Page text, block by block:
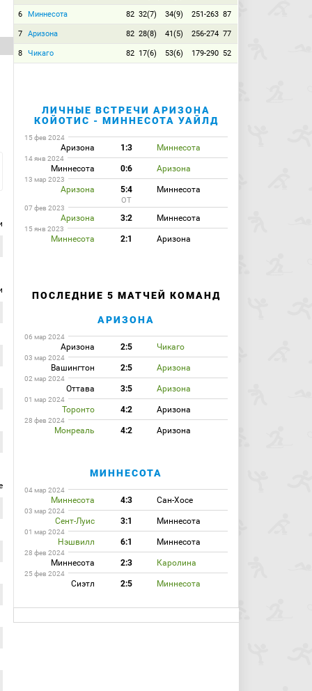
6 Миннесота 82 32(7) 34(9) 251-263 87
7 Аризона 82 28(8) 41(5) 256-274 77
8 Чикаго 82 17(6) 53(6) 179-290 52
ЛИЧНЫЕ ВСТРЕЧИ АРИЗОНА
КОЙОТИС - МИННЕСОТА УАЙЛД
15 фев 2024
Аризона 1:3 Миннесота
14 янв 2024
Миннесота 0:6 Аризона
13 мар 2023
Аризона 5:4 Миннесота
ОТ
07 фев 2023
Аризона 3:2 Миннесота
15 янв 2023
Миннесота 2:1 Аризона
ПОСЛЕДНИЕ 5 МАТЧЕЙ КОМАНД
АРИЗОНА
06 мар 2024
Аризона 2:5 Чикаго
03 мар 2024
Вашингтон 2:5 Аризона
02 мар 2024
Оттава 3:5 Аризона
01 мар 2024
Торонто 4:2 Аризона
28 фев 2024
Монреаль 4:2 Аризона
МИННЕСОТА
04 мар 2024
Миннесота 4:3 Сан-Хосе
03 мар 2024
Сент-Луис 3:1 Миннесота
01 мар 2024
Нэшвилл 6:1 Миннесота
28 фев 2024
Миннесота 2:3 Каролина
25 фев 2024
Сиэтл 2:5 Миннесота